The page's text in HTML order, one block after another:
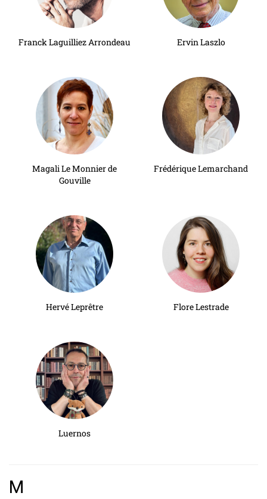
Franck Laguilliez Arrondeau Ervin Laszlo
Magali Le Monnier de
Gouville
Frédérique Lemarchand
Hervé Leprêtre Flore Lestrade
Luernos
M